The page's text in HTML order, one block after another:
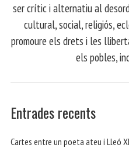
ser crític i alternatiu al
cultural, social, religiós,
promoure els drets i les
els pobles,
Entrades recents
Cartes entre un poeta ateu i Lleó